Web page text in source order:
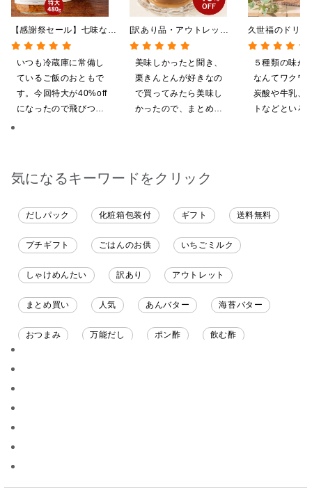
【感謝祭セール】七味なめ
茸 480g（特大）（八幡
屋礒五郎の七味唐辛子入
り）
いつも冷蔵庫に常備し
ているご飯のおともで
す。今回特大が40%off
になったので飛びつき
[訳あり品・アウトレット]
[賞味期限2026年09月09
日]絹ごしなめらか 栗き
んとんゼリー 81g【季節
限定】
美味しかったと聞き、
栗きんとんが好きなの
で買ってみたら美味し
かったので、まとめ買
久世福のドリン
全5種飲み比べ
い 5本入（ド
ス／希釈タイプ
５種類の味が
なんてワクワ
炭酸や牛乳、
トなどといろ
気になるキーワードをクリック
だしパック 化粧箱包装付 ギフト 送料無料
プチギフト ごはんのお供 いちごミルク
しゃけめんたい 訳あり アウトレット
まとめ買い 人気 あんバター 海苔バター
おつまみ 万能だし ポン酢 飲む酢